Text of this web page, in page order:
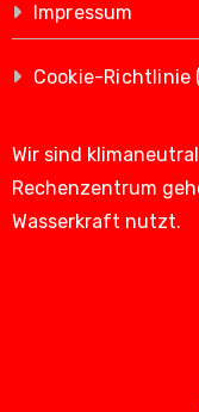
Impressum
Cookie-Richtlinie
Wir sind
Rechenzentrum
Wasserkraft nutzt.